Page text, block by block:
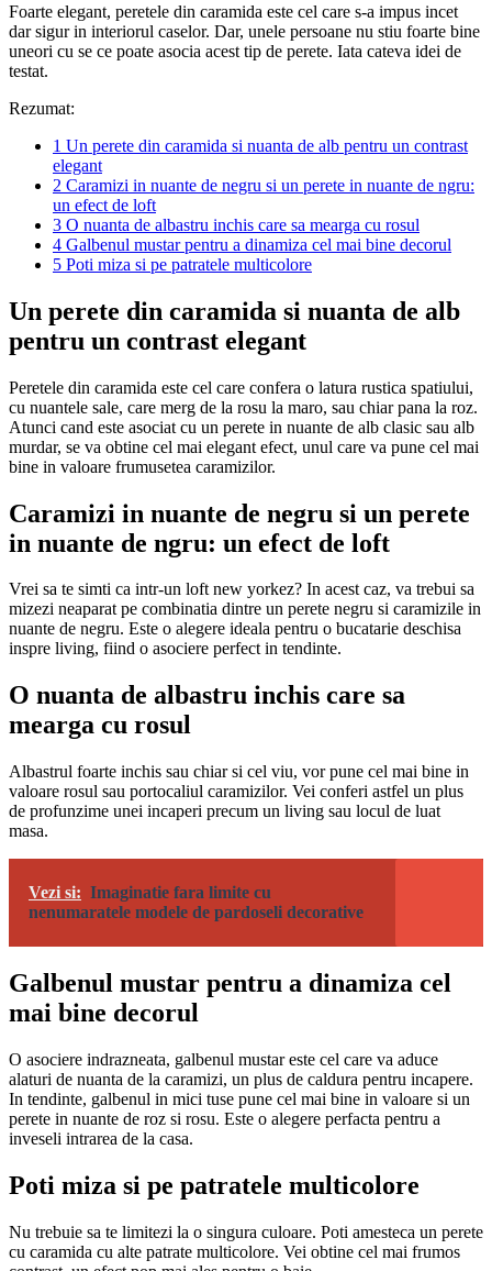
Foarte elegant, peretele din caramida este cel care s-a impus incet
dar sigur in interiorul caselor. Dar, unele persoane nu stiu foarte bine
uneori cu se ce poate asocia acest tip de perete. Iata cateva idei de
testat.
Rezumat:
1 Un perete din caramida si nuanta de alb pentru un contrast
elegant
2 Caramizi in nuante de negru si un perete in nuante de ngru:
un efect de loft
3 O nuanta de albastru inchis care sa mearga cu rosul
4 Galbenul mustar pentru a dinamiza cel mai bine decorul
5 Poti miza si pe patratele multicolore
Un perete din caramida si nuanta de alb
pentru un contrast elegant
Peretele din caramida este cel care confera o latura rustica spatiului,
cu nuantele sale, care merg de la rosu la maro, sau chiar pana la roz.
Atunci cand este asociat cu un perete in nuante de alb clasic sau alb
murdar, se va obtine cel mai elegant efect, unul care va pune cel mai
bine in valoare frumusetea caramizilor.
Caramizi in nuante de negru si un perete
in nuante de ngru: un efect de loft
Vrei sa te simti ca intr-un loft new yorkez? In acest caz, va trebui sa
mizezi neaparat pe combinatia dintre un perete negru si caramizile in
nuante de negru. Este o alegere ideala pentru o bucatarie deschisa
inspre living, fiind o asociere perfect in tendinte.
O nuanta de albastru inchis care sa
mearga cu rosul
Albastrul foarte inchis sau chiar si cel viu, vor pune cel mai bine in
valoare rosul sau portocaliul caramizilor. Vei conferi astfel un plus
de profunzime unei incaperi precum un living sau locul de luat
masa.
Vezi si: Imaginatie fara limite cu
nenumaratele modele de pardoseli decorative
Galbenul mustar pentru a dinamiza cel
mai bine decorul
O asociere indrazneata, galbenul mustar este cel care va aduce
alaturi de nuanta de la caramizi, un plus de caldura pentru incapere.
In tendinte, galbenul in mici tuse pune cel mai bine in valoare si un
perete in nuante de roz si rosu. Este o alegere perfacta pentru a
inveseli intrarea de la casa.
Poti miza si pe patratele multicolore
Nu trebuie sa te limitezi la o singura culoare. Poti amesteca un perete
cu caramida cu alte patrate multicolore. Vei obtine cel mai frumos